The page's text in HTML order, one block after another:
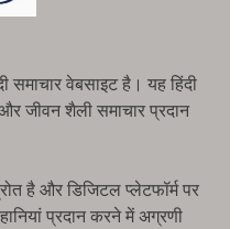
समाचार वेबसाइट है। यह हिंदी
जीवन शैली समाचार प्रदान
है और डिजिटल प्लेटफॉर्म पर
प्रदान करने में अग्रणी